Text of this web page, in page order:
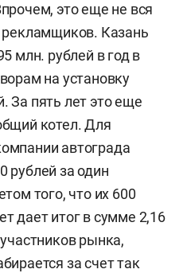
это еще не вся
рекламщиков. Казань
млн. рублей в год в
на установку
За пять лет это еще
котел. Для
автограда
рублей за один
того, что их 600
дает итог в сумме 2,16
рынка,
за счет так